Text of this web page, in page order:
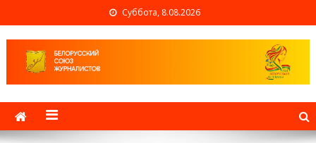
Суббота, 8.08.2026
Белорусский союз
журналистов